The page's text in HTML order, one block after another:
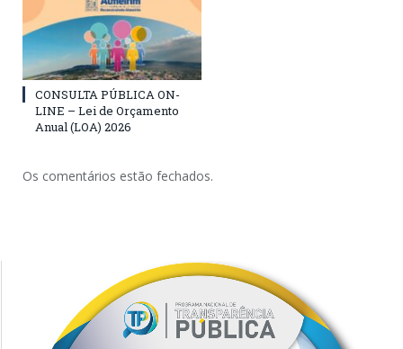
CONSULTA PÚBLICA ON-
LINE – Lei de Orçamento
Anual (LOA) 2026
Os comentários estão fechados.